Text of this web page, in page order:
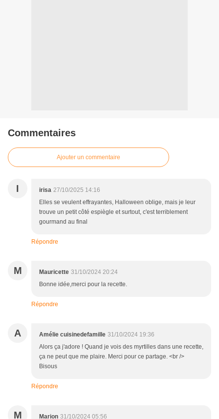
Commentaires
Ajouter un commentaire
I irisa 27/10/2025 14:16
Elles se veulent effrayantes, Halloween oblige, mais je leur
trouve un petit côté espiègle et surtout, c'est terriblement
gourmand au final
Répondre
M Mauricette 31/10/2024 20:24
Bonne idée,merci pour la recette.
Répondre
A Amélie cuisinedefamille 31/10/2024 19:36
Alors ça j'adore ! Quand je vois des myrtilles dans une recette,
ça ne peut que me plaire. Merci pour ce partage. <br />
Bisous
Répondre
M Marion 31/10/2024 05:56